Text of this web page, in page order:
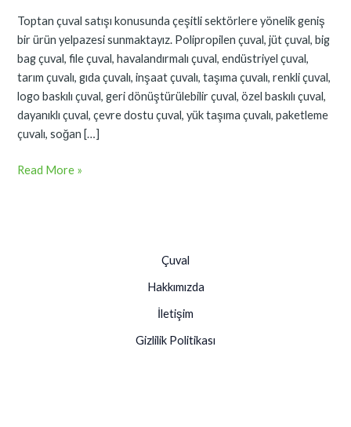
Toptan çuval satışı konusunda çeşitli sektörlere yönelik geniş
bir ürün yelpazesi sunmaktayız. Polipropilen çuval, jüt çuval, big
bag çuval, file çuval, havalandırmalı çuval, endüstriyel çuval,
tarım çuvalı, gıda çuvalı, inşaat çuvalı, taşıma çuvalı, renkli çuval,
logo baskılı çuval, geri dönüştürülebilir çuval, özel baskılı çuval,
dayanıklı çuval, çevre dostu çuval, yük taşıma çuvalı, paketleme
çuvalı, soğan […]
Fiyatları
Read More »
Çuval
Hakkımızda
İletişim
Gizlilik Politikası